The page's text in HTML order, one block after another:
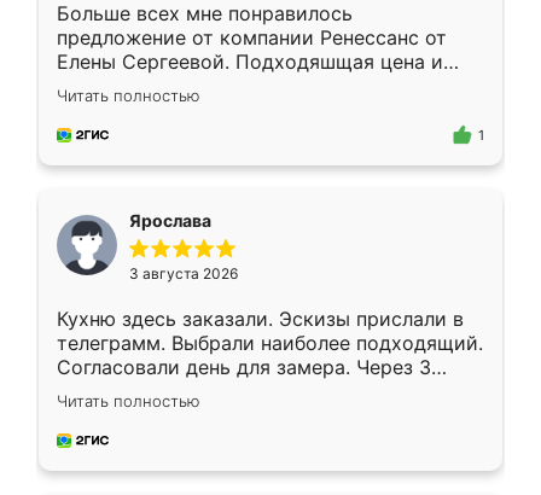
Больше всех мне понравилось
предложение от компании Ренессанс от
Елены Сергеевой. Подходяшщая цена и
короткие сроки изготовления. Приехавший
для замера сотрудник Владислав
предложил по моему эскизу самый
Читать полностью
1
Ярослава
3 августа 2026
Кухню здесь заказали. Эскизы прислали в
телеграмм. Выбрали наиболее подходящий.
Согласовали день для замера. Через 3
недели кухня была уже готова. Остались
довольны работой. Спасибо Ренессанс
мебель за качественную работу!
Читать полностью